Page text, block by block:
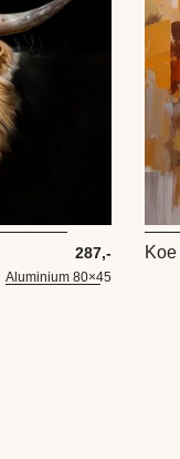
287,-
Aluminium 80×45